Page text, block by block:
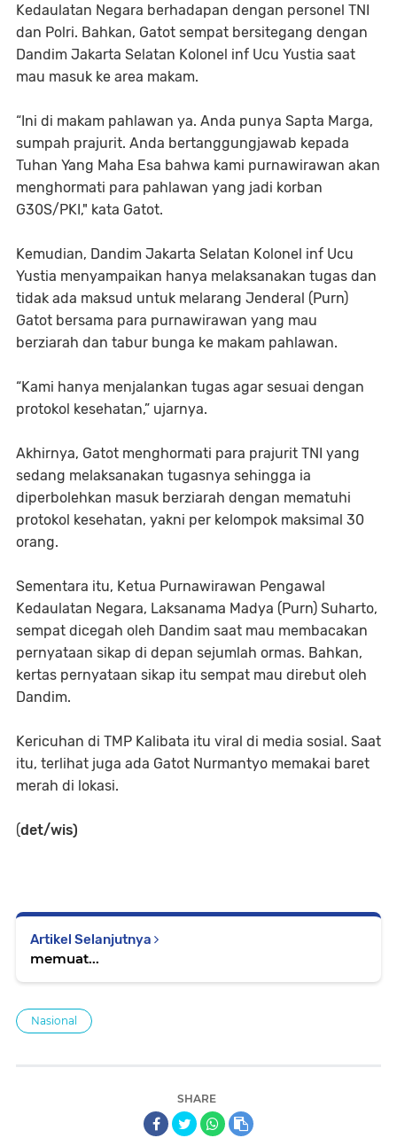
Kedaulatan Negara berhadapan dengan personel TNI
dan Polri. Bahkan, Gatot sempat bersitegang dengan
Dandim Jakarta Selatan Kolonel inf Ucu Yustia saat
mau masuk ke area makam.
“Ini di makam pahlawan ya. Anda punya Sapta Marga,
sumpah prajurit. Anda bertanggungjawab kepada
Tuhan Yang Maha Esa bahwa kami purnawirawan akan
menghormati para pahlawan yang jadi korban
G30S/PKI," kata Gatot.
Kemudian, Dandim Jakarta Selatan Kolonel inf Ucu
Yustia menyampaikan hanya melaksanakan tugas dan
tidak ada maksud untuk melarang Jenderal (Purn)
Gatot bersama para purnawirawan yang mau
berziarah dan tabur bunga ke makam pahlawan.
“Kami hanya menjalankan tugas agar sesuai dengan
protokol kesehatan,” ujarnya.
Akhirnya, Gatot menghormati para prajurit TNI yang
sedang melaksanakan tugasnya sehingga ia
diperbolehkan masuk berziarah dengan mematuhi
protokol kesehatan, yakni per kelompok maksimal 30
orang.
Sementara itu, Ketua Purnawirawan Pengawal
Kedaulatan Negara, Laksanama Madya (Purn) Suharto,
sempat dicegah oleh Dandim saat mau membacakan
pernyataan sikap di depan sejumlah ormas. Bahkan,
kertas pernyataan sikap itu sempat mau direbut oleh
Dandim.
Kericuhan di TMP Kalibata itu viral di media sosial. Saat
itu, terlihat juga ada Gatot Nurmantyo memakai baret
merah di lokasi.
(det/wis)
Artikel Selanjutnya
memuat...
Nasional
SHARE